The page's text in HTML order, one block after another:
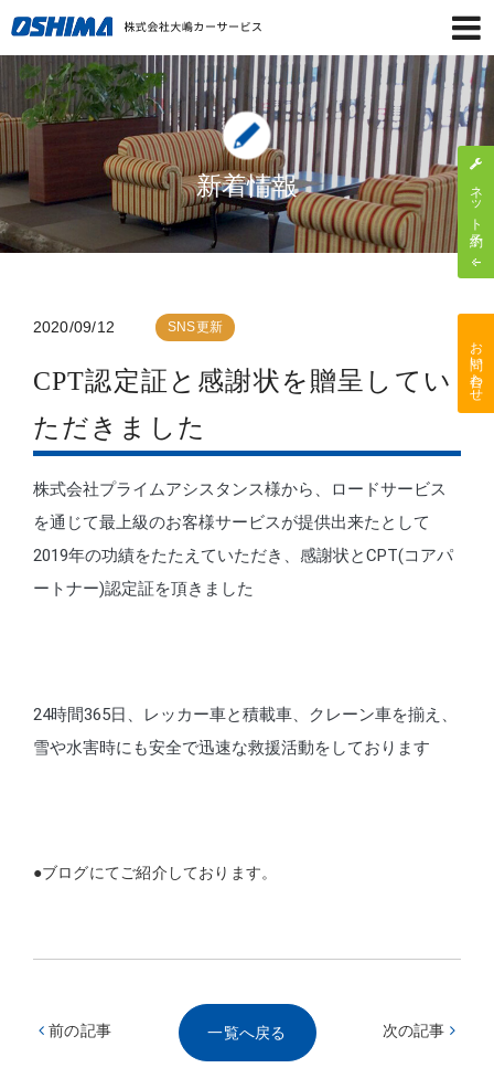
新着情報
2020/09/12 SNS更新
CPT認定証と感謝状を贈呈してい
ただきました
株式会社プライムアシスタンス様から、ロードサービス
を通じて最上級のお客様サービスが提供出来たとして
2019年の功績をたたえていただき、感謝状とCPT(コアパ
ートナー)認定証を頂きました
24時間365日、レッカー車と積載車、クレーン車を揃え、
雪や水害時にも安全で迅速な救援活動をしております
●ブログにてご紹介しております。
一覧へ戻る
前の記事 次の記事
ネット予約
お問い合わせ